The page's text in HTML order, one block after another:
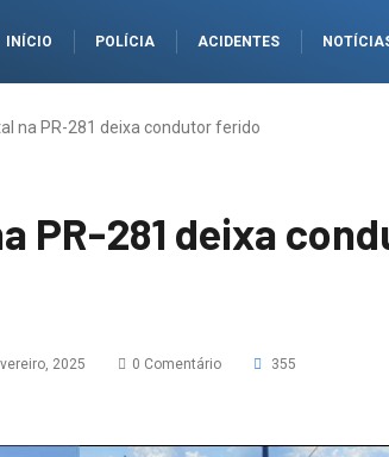
INÍCIO POLÍCIA ACIDENTES
na PR-281 deixa condutor ferido
PR-281 deixa
2025 0 Comentário 355